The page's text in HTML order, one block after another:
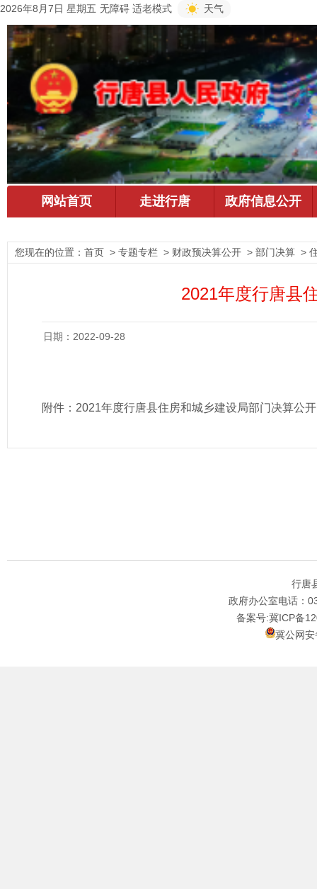
2026年8月7日 星期五 无障碍 适老模式 天气
您现在的位置： 首页 > 专题专栏 > 财政预决算公开 > 部门决算 >
2021年度行唐县
日期：2022-09-28
附件： 2021年度行唐县住房和城乡建设局部门决算公开